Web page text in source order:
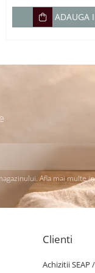
ADAUGA
Afla mai multe
Clienti
Achizitii SEAP